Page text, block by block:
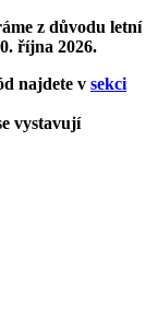
z důvodu letní
října 2026.
najdete v sekci
vystavují